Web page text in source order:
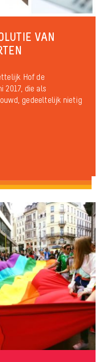
VAN
Hof de
2017, die als
gedeeltelijk nietig